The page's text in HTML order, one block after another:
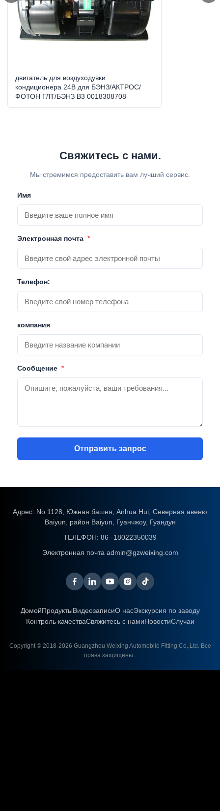
Direction:
Model No.:
двигатель для воздуходувки
кондиционера 24В для БЭНЗ/АКТРОС/
ФОТОН ГЛТ/БЭНЗ В3 0018308708
Свяжитесь с нами.
Мы стремимся предоставить вам лучший сервис.
Имя
Электронная почта *
Телефон:
компания
Сообщение *
Отправить запрос
Адрес: No 1128, Южная башня, Anhua Hui, Северная авеню
Baiyun, район Baiyun, Гуанчжоу, Гуандун
ТЕЛЕФОН: 86--18022350039
Электронная почта admin@gzweixing.com
ДомойПродуктыВидеозаписиО насЭкскурсия по заводу
Контроль качестваСвяжитесь с намиНовостиСлучаи
Copyright © 2018-2026 Guangzhou Weixing Automobile Fitting Co.,Ltd.Все
права защищены..